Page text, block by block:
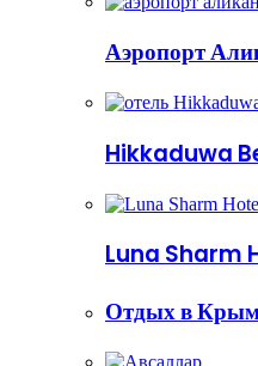
Аэропорт
Hikkaduwa
Luna Sharm
Отдых в